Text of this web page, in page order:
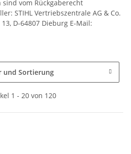
vom Rückgaberecht
STIHL Vertriebszentrale AG & Co.
D-64807 Dieburg E-Mail:
und Sortierung
1 - 20 von 120